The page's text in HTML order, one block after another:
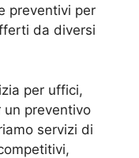
preventivi per
da diversi
per uffici,
un preventivo
servizi di